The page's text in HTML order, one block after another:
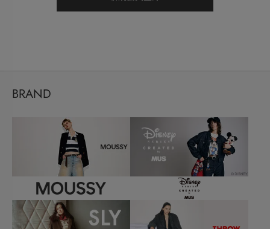
BRAND